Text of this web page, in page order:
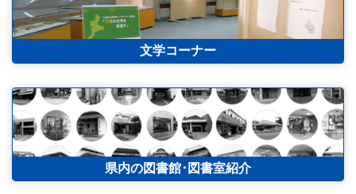
文学コーナー
県内の図書館･図書室紹介